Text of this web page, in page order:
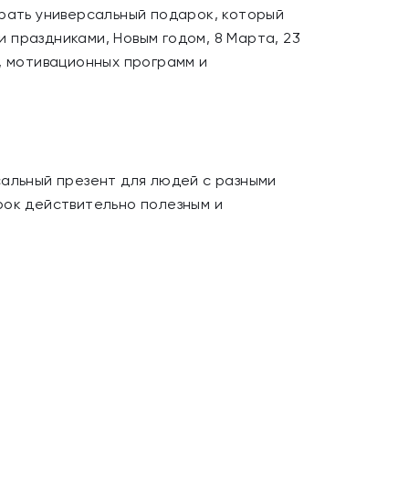
универсальный подарок, который
праздниками, Новым годом, 8 Марта, 23
программ и
презент для людей с разными
действительно полезным и